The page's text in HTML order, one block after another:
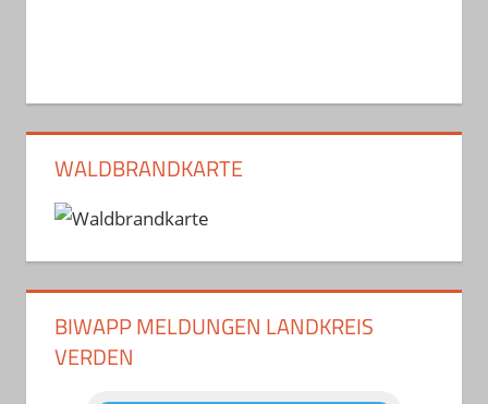
WALDBRANDKARTE
BIWAPP MELDUNGEN LANDKREIS
VERDEN